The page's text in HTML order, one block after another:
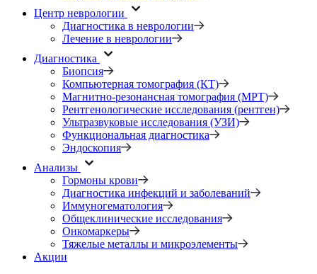
Центр неврологии
Диагностика в неврологии
Лечение в неврологии
Диагностика
Биопсия
Компьютерная томография (КТ)
Магнитно-резонансная томография (МРТ)
Рентгенологические исследования (рентген)
Ультразвуковые исследования (УЗИ)
Функциональная диагностика
Эндоскопия
Анализы
Гормоны крови
Диагностика инфекций и заболеваний
Иммуногематология
Общеклинические исследования
Онкомаркеры
Тяжелые металлы и микроэлементы
Акции